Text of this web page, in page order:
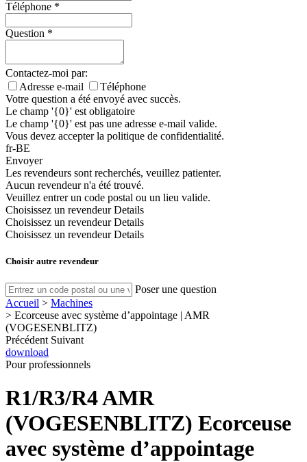
Téléphone *
Question *
Contactez-moi par:
Adresse e-mail
Téléphone
Votre question a été envoyé avec succès.
Le champ '{0}' est obligatoire
Le champ '{0}' est pas une adresse e-mail valide.
Vous devez accepter la politique de confidentialité.
fr-BE
Envoyer
Les revendeurs sont recherchés, veuillez patienter.
Aucun revendeur n'a été trouvé.
Veuillez entrer un code postal ou un lieu valide.
Choisissez un revendeur Details
Choisissez un revendeur Details
Choisissez un revendeur Details
Choisir autre revendeur
Poser une question
Accueil > Machines
> Ecorceuse avec système d’appointage | AMR
(VOGESENBLITZ)
Précédent Suivant
download
Pour professionnels
R1/R3/R4AMR
(VOGESENBLITZ) Ecorceuse
avec système d’appointage